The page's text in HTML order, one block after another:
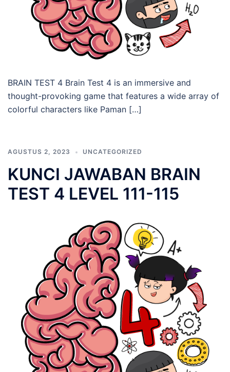
BRAIN TEST 4 Brain Test 4 is an immersive and
thought-provoking game that features a wide array of
colorful characters like Paman […]
AGUSTUS 2, 2023 UNCATEGORIZED
KUNCI JAWABAN BRAIN
TEST 4 LEVEL 111-115